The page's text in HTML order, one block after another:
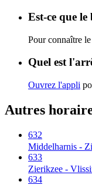
Est-ce que le
Pour connaître
Quel est
Ouvrez l'appli
Autres
632
Middelharnis -
633
Zierikzee -
634